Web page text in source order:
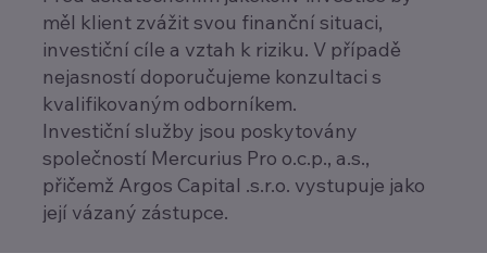
měl klient zvážit svou finanční situaci,
investiční cíle a vztah k riziku. V případě
nejasností doporučujeme konzultaci s
kvalifikovaným odborníkem.
Investiční služby jsou poskytovány
společností Mercurius Pro o.c.p., a.s.,
přičemž Argos Capital .s.r.o. vystupuje jako
její vázaný zástupce.